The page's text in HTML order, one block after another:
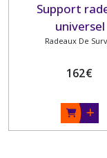
Support
universel
Radeaux De
162€